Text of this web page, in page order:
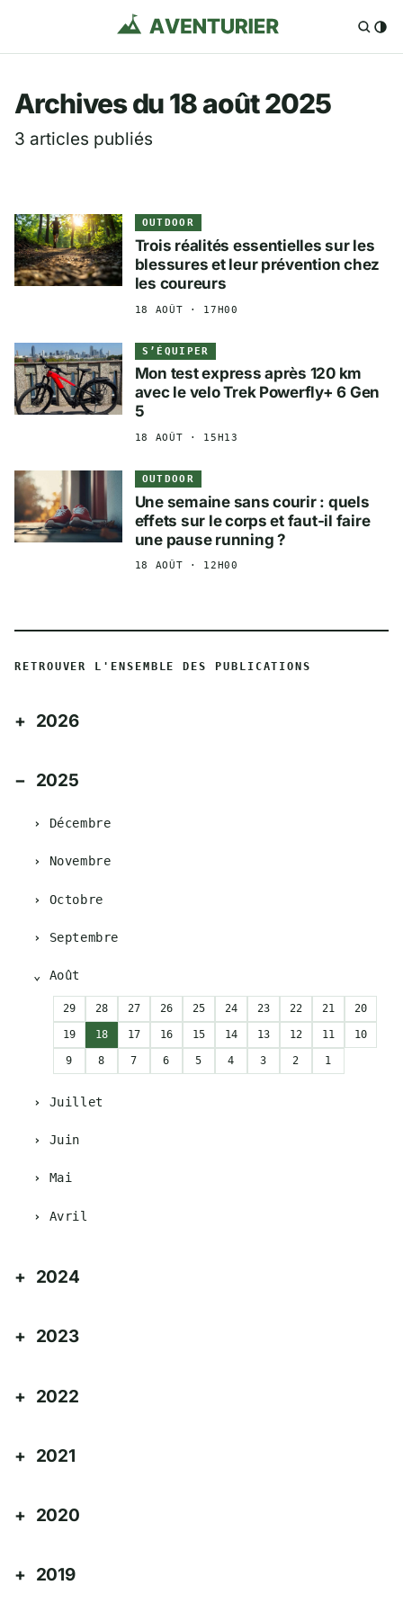
Aventurier.fr —
Archives du 18 août 2025
3 articles publiés
OUTDOOR
Trois réalités essentielles sur les
blessures et leur prévention chez
les coureurs
18 AOÛT · 17H00
S’ÉQUIPER
Mon test express après 120 km
avec le velo Trek Powerfly+ 6 Gen
5
18 AOÛT · 15H13
OUTDOOR
Une semaine sans courir : quels
effets sur le corps et faut-il faire
une pause running ?
18 AOÛT · 12H00
RETROUVER L'ENSEMBLE DES PUBLICATIONS
2026
2025
Décembre
Novembre
Octobre
Septembre
Août
29 28 27 26 25 24 23 22 21 20
19 18 17 16 15 14 13 12 11 10
9 8 7 6 5 4 3 2 1
Juillet
Juin
Mai
Avril
2024
2023
2022
2021
2020
2019